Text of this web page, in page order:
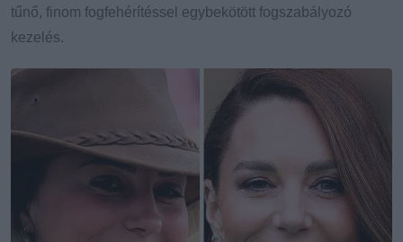
tűnő, finom fogfehérítéssel egybekötött fogszabályozó
kezelés.